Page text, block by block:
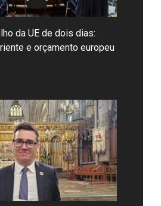
da UE de dois dias:
e orçamento europeu